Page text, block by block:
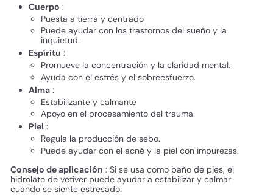
Cuerpo :
Puesta a tierra y centrado
Puede ayudar con los trastornos del sueño y la
inquietud.
Espíritu :
Promueve la concentración y la claridad mental.
Ayuda con el estrés y el sobreesfuerzo.
Alma :
Estabilizante y calmante
Apoyo en el procesamiento del trauma.
Piel :
Regula la producción de sebo.
Puede ayudar con el acné y la piel con impurezas.
Consejo de aplicación : Si se usa como baño de pies, el
hidrolato de vetiver puede ayudar a estabilizar y calmar
cuando se siente estresado.